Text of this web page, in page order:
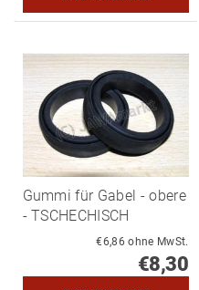
Gummi für Gabel - obere
- TSCHECHISCH
€6,86 ohne MwSt.
€8,30